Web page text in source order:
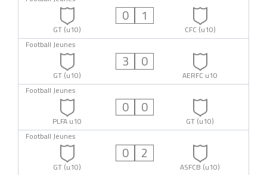
GT (u10)
0 1
CFC (u10)
Football Jeunes
GT (u10)
3 0
AERFC u10
Football Jeunes
PLFA u10
0 0
GT (u10)
Football Jeunes
GT (u10)
0 2
ASFCB (u10)